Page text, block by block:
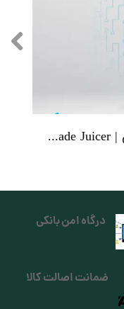
آبمیوه‌ گیری 6 تیغه پاورولوژی | Powerology 6 Blade Juicer
درگاه امن بانکی
ضمانت اصالت کالا